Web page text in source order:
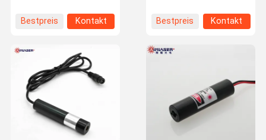
Bestpreis Kontakt
Bestpreis Kontakt